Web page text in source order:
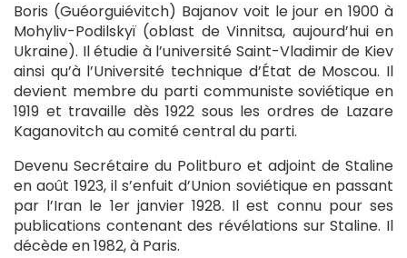
Boris (Guéorguiévitch) Bajanov voit le jour en 1900 à
Mohyliv-Podilskyï (oblast de Vinnitsa, aujourd’hui en
Ukraine). Il étudie à l’université Saint-Vladimir de Kiev
ainsi qu’à l’Université technique d’État de Moscou. Il
devient membre du parti communiste soviétique en
1919 et travaille dès 1922 sous les ordres de Lazare
Kaganovitch au comité central du parti.
Devenu Secrétaire du Politburo et adjoint de Staline
en août 1923, il s’enfuit d’Union soviétique en passant
par l’Iran le 1er janvier 1928. Il est connu pour ses
publications contenant des révélations sur Staline. Il
décède en 1982, à Paris.